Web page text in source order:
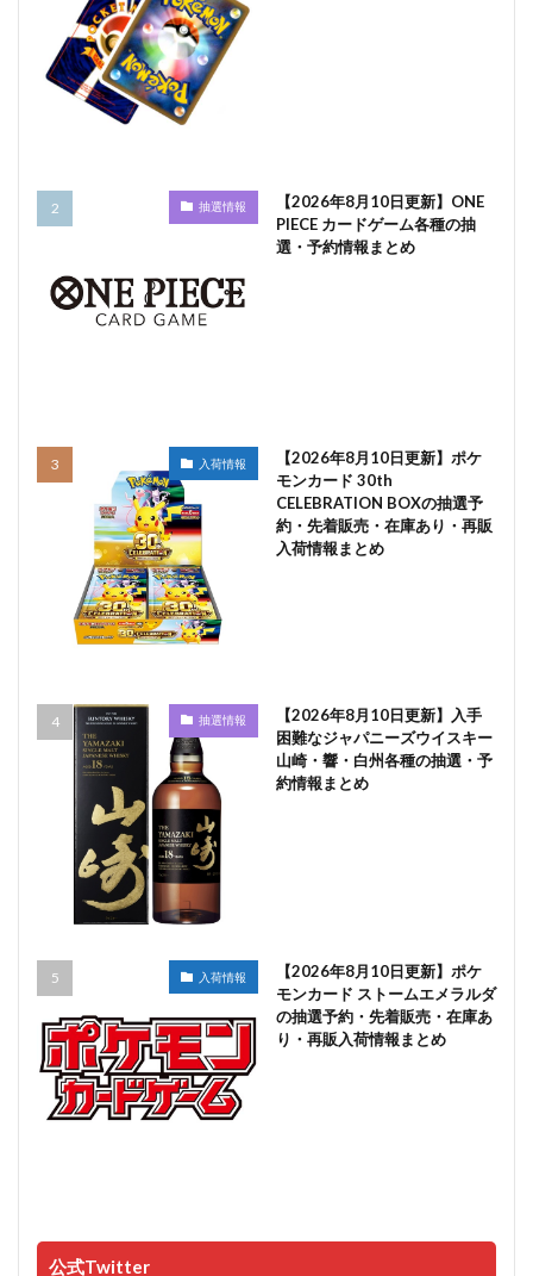
抽選情報
【2026年8月10日更新】ONE
PIECE カードゲーム各種の抽
選・予約情報まとめ
入荷情報
【2026年8月10日更新】ポケ
モンカード 30th
CELEBRATION BOXの抽選予
約・先着販売・在庫あり・再販
入荷情報まとめ
抽選情報
【2026年8月10日更新】入手
困難なジャパニーズウイスキー
山崎・響・白州各種の抽選・予
約情報まとめ
入荷情報
【2026年8月10日更新】ポケ
モンカード ストームエメラルダ
の抽選予約・先着販売・在庫あ
り・再販入荷情報まとめ
公式Twitter